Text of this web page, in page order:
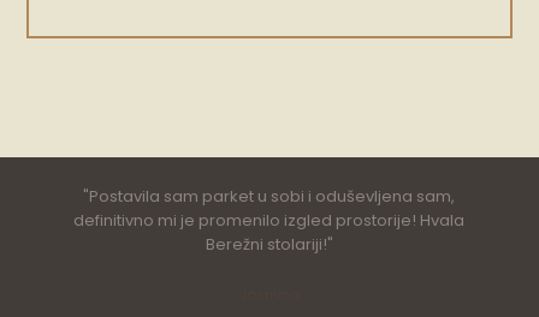
Postavila sam parket u sobi i oduševljena sam,
definitivno mi je promenilo izgled prostorije! Hvala
Berežni stolariji!